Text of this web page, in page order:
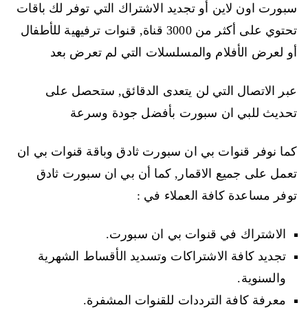
سبورت اون لاين أو تجديد الاشتراك التي توفر لك باقات
تحتوي على أكثر من 3000 قناة, قنوات ترفيهية للأطفال
أو لعرض الأفلام والمسلسلات التي لم تعرض بعد
عبر الاتصال التي لن يتعدى الدقائق, ستحصل على
تحديث للبي ان سبورت بأفضل جودة وسرعة
كما نوفر قنوات بي ان سبورت ثادق وباقة قنوات بي ان
تعمل على جميع الاقمار, كما أن بي ان سبورت ثادق
توفر مساعدة كافة العملاء في :
الاشتراك في قنوات بي ان سبورت.
تجديد كافة الاشتراكات وتسديد الأقساط الشهرية
والسنوية.
معرفة كافة الترددات للقنوات المشفرة.